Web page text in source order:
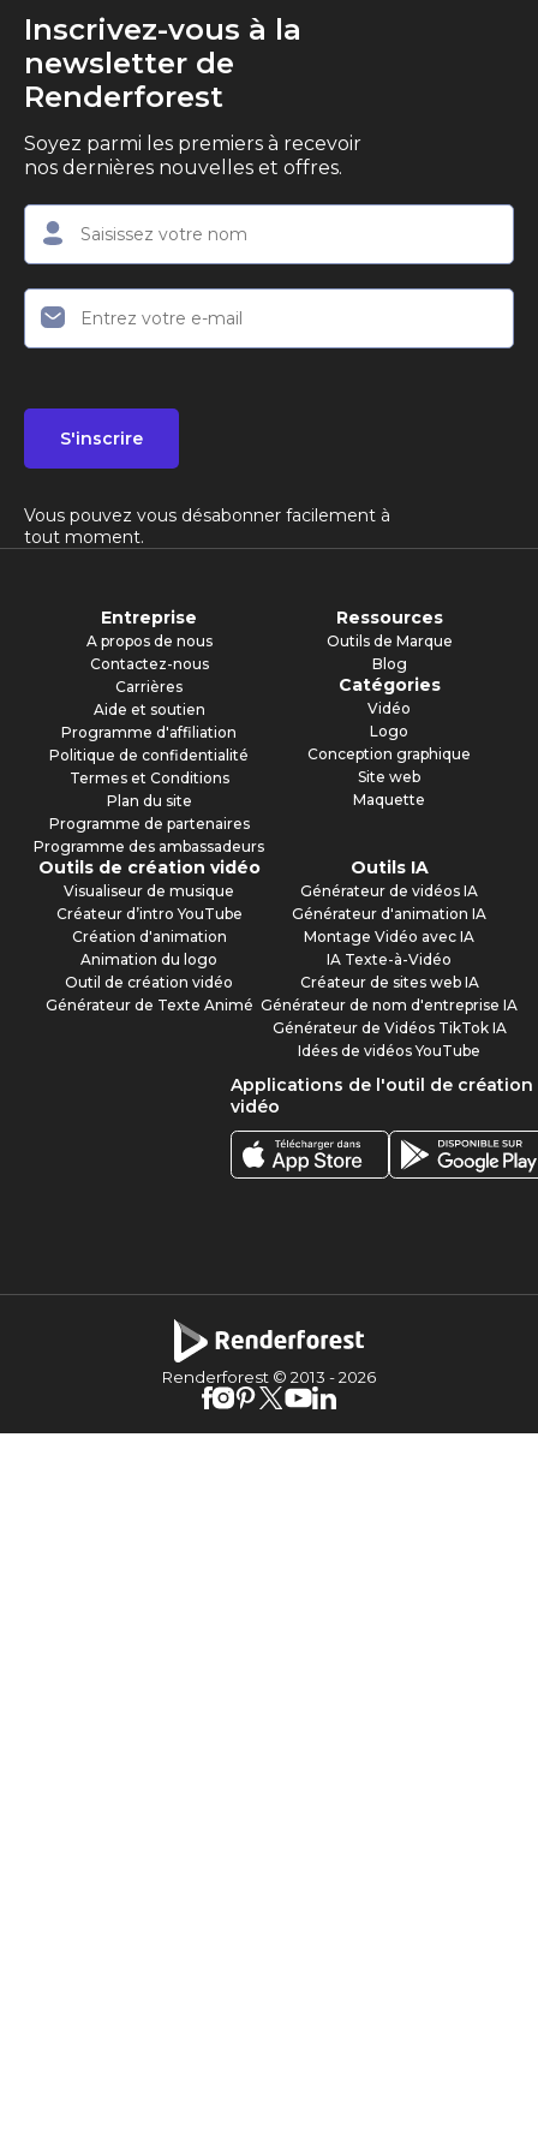
Inscrivez-vous à la
newsletter de
Renderforest
Soyez parmi les premiers à recevoir
nos dernières nouvelles et offres.
S'inscrire
Vous pouvez vous désabonner facilement à
tout moment.
Entreprise
A propos de nous
Contactez-nous
Carrières
Aide et soutien
Programme d'affiliation
Politique de confidentialité
Termes et Conditions
Plan du site
Programme de partenaires
Programme des ambassadeurs
Ressources
Outils de Marque
Blog
Catégories
Vidéo
Logo
Conception graphique
Site web
Maquette
Outils de création vidéo
Visualiseur de musique
Créateur d’intro YouTube
Création d'animation
Animation du logo
Outil de création vidéo
Générateur de Texte Animé
Outils IA
Générateur de vidéos IA
Générateur d'animation IA
Montage Vidéo avec IA
IA Texte-à-Vidéo
Créateur de sites web IA
Générateur de nom d'entreprise IA
Générateur de Vidéos TikTok IA
Idées de vidéos YouTube
Applications de l'outil de création
vidéo
Renderforest © 2013 -2026